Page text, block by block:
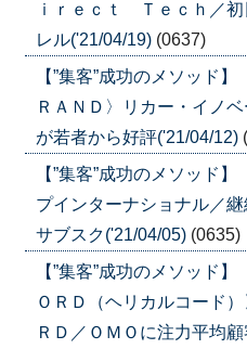
ｉｒｅｃｔ Ｔｅｃｈ／
レル('21/04/19) (0637)
【”集客”成功のメソッド
ＲＡＮＤ〉リカー・イノ
が若者から好評('21/04/12)
【”集客”成功のメソッド
プインターナショナル／
サブスク('21/04/05) (0635)
【”集客”成功のメソッド
ＯＲＤ（ヘリカルコード
ＲＤ／ＯＭＯに注力平均